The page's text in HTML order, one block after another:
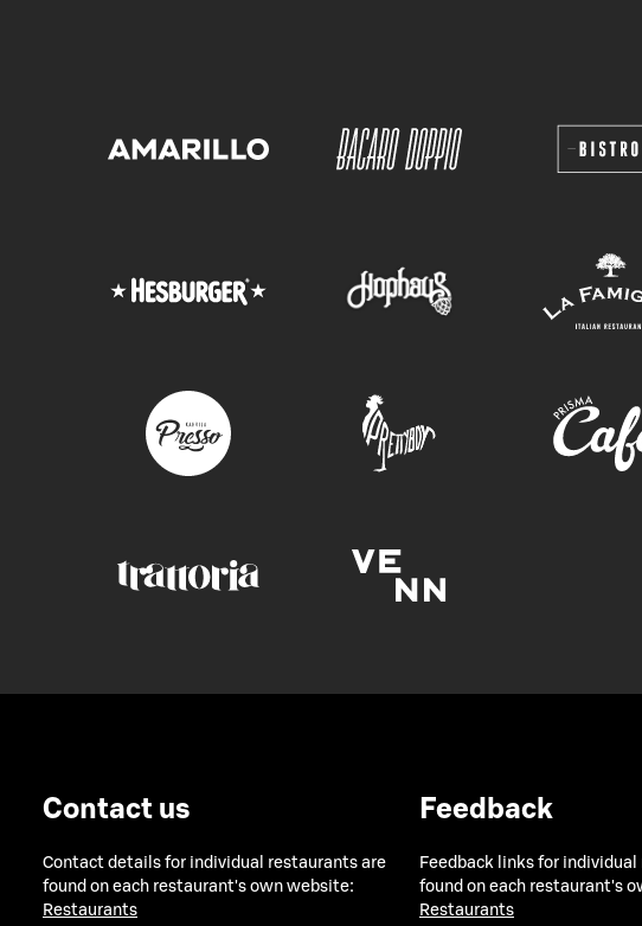
Contact us
Contact details for individual restaurants are
found on each restaurant's own website:
Restaurants
Feedback
Feedback links for
found on each restaurant's
Restaurants